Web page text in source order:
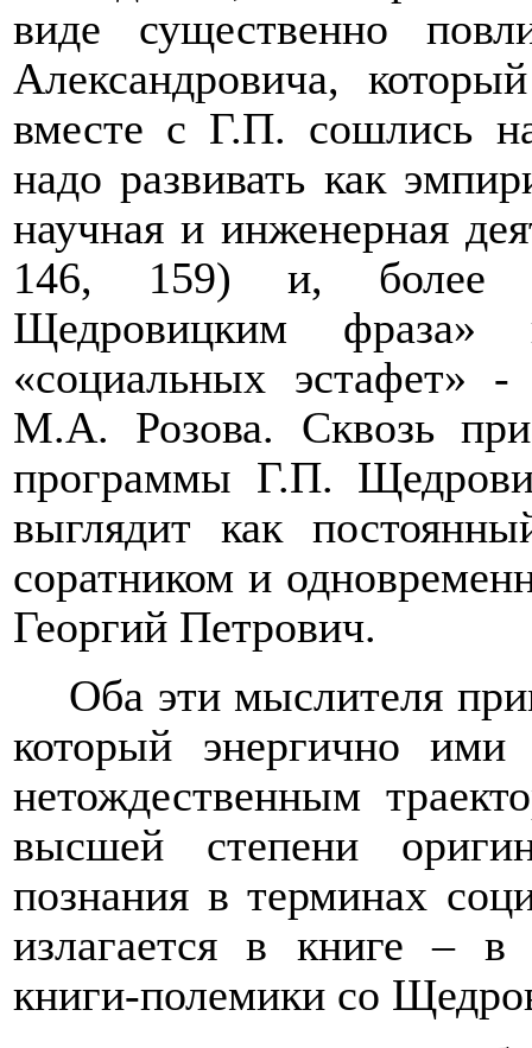
виде существенно
Александровича,
вместе с Г.П. сошлись
надо развивать как
научная и инженерная
146, 159) и, более
Щедровицким
«социальных эстафет»
М.А. Розова. Сквозь
программы Г.П.
выглядит как
соратником и
Георгий Петрович.
Оба эти мыслителя
который энергично ими
нетождественным
высшей степени
познания в терминах
излагается в книге – в
книги-полемики со